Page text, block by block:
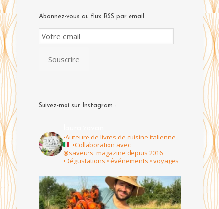
Abonnez-vous au flux RSS par email
Email
Subscription
Souscrire
Suivez-moi sur Instagram :
•Auteure de livres de cuisine italienne
•Collaboration avec
@saveurs_magazine depuis 2016
•Dégustations • événements • voyages